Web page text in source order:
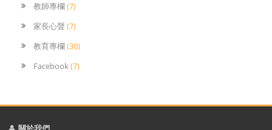
教師專欄(7)
家長心聲 (7)
教育專欄(30)
Facebook(7)